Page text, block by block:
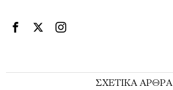
ΣΧΕΤΙΚΑ ΑΡΘΡΑ